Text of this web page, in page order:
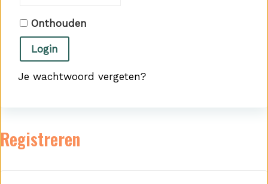
Onthouden
Login
Je wachtwoord vergeten?
Registreren